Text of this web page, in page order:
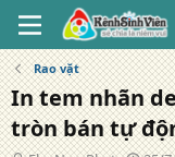
Rao vặt
In tem nhãn
tròn bán tự